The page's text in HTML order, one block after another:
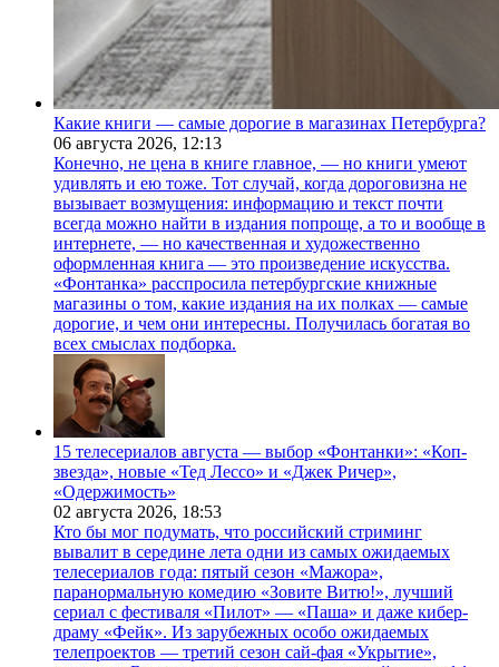
Какие книги — самые дорогие в магазинах Петербурга?
06 августа 2026, 12:13
Конечно, не цена в книге главное, — но книги умеют
удивлять и ею тоже. Тот случай, когда дороговизна не
вызывает возмущения: информацию и текст почти
всегда можно найти в издания попроще, а то и вообще в
интернете, — но качественная и художественно
оформленная книга — это произведение искусства.
«Фонтанка» расспросила петербургские книжные
магазины о том, какие издания на их полках — самые
дорогие, и чем они интересны. Получилась богатая во
всех смыслах подборка.
15 телесериалов августа — выбор «Фонтанки»: «Коп-
звезда», новые «Тед Лессо» и «Джек Ричер»,
«Одержимость»
02 августа 2026, 18:53
Кто бы мог подумать, что российский стриминг
вывалит в середине лета одни из самых ожидаемых
телесериалов года: пятый сезон «Мажора»,
паранормальную комедию «Зовите Витю!», лучший
сериал с фестиваля «Пилот» — «Паша» и даже кибер-
драму «Фейк». Из зарубежных особо ожидаемых
телепроектов — третий сезон сай-фая «Укрытие»,